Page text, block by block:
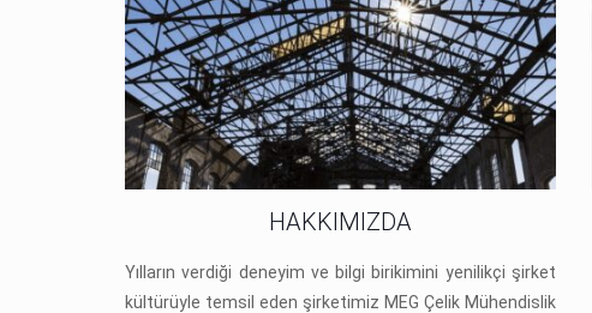
HAKKIMIZDA
Yılların verdiği deneyim ve bilgi birikimini yenilikçi şirket
kültürüyle temsil eden şirketimiz MEG Çelik Mühendislik